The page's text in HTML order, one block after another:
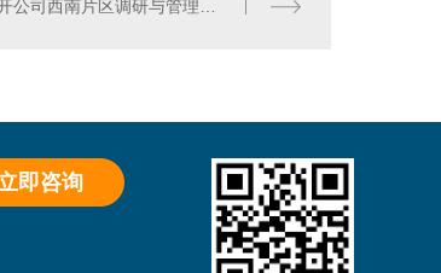
宋海良主持召开公司西南片区调研与管理座谈会
即咨询